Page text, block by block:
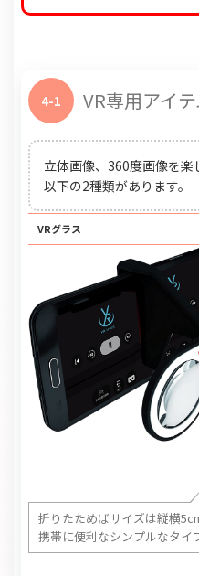
4-1 VR専用アイ
立体画像、360度画像を楽
以下の2種類があります。
VRグラス
折りたためばサイズは縦横
携帯に便利なシンプルなタイ